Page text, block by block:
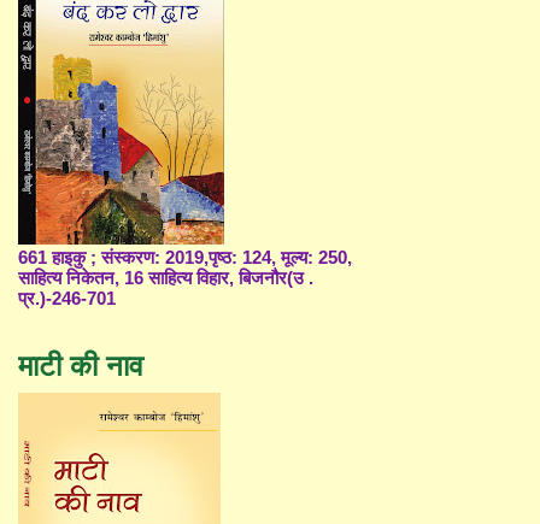
661 हाइकु ; संस्करण: 2019,पृष्ठ: 124, मूल्य: 250,
साहित्य निकेतन, 16 साहित्य विहार, बिजनौर(उ .
प्र.)-246-701
माटी की नाव